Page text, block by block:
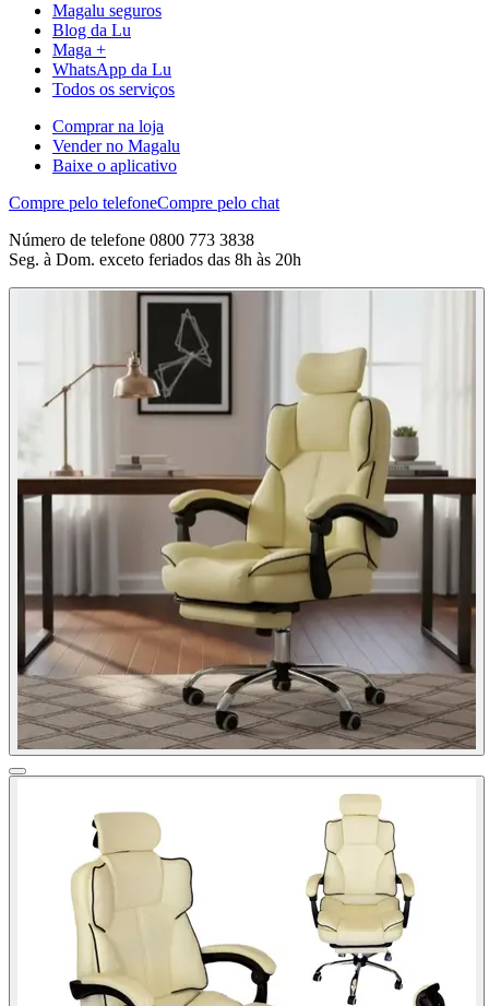
Magalu seguros
Blog da Lu
Maga +
WhatsApp da Lu
Todos os serviços
Comprar na loja
Vender no Magalu
Baixe o aplicativo
Compre pelo telefoneCompre pelo chat
Número de telefone 0800 773 3838
Seg. à Dom. exceto feriados das 8h às 20h